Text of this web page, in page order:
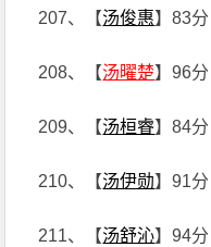
207、【汤俊惠】83分
208、【汤曜楚】96分
209、【汤桓睿】84分
210、【汤伊勋】91分
211、【汤舒沁】94分